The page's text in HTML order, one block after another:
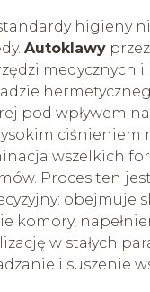
higieny
Autoklawy
medycznych i
pod wpływem
ciśnieniem
wszelkich
Proces ten
obejmuje
komory,
w stałych
i suszenie